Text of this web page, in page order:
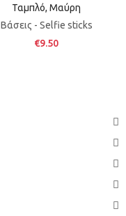
Ταμπλό, Μαύρη
Βάσεις - Selfie sticks
€9.50